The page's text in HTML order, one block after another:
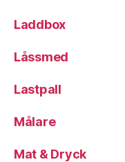
Laddbox
Låssmed
Lastpall
Målare
Mat & Dryck